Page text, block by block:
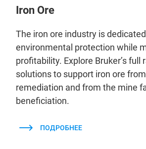
Iron Ore
The iron ore industry is
environmental protection while
profitability. Explore Bruker’s full
solutions to support iron ore
remediation and from the mine
beneficiation.
ПОДРОБНЕЕ